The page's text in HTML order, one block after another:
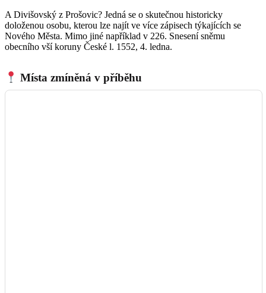
A Divišovský z Prošovic? Jedná se o skutečnou historicky
doloženou osobu, kterou lze najít ve více zápisech týkajících se
Nového Města. Mimo jiné například v 226. Snesení sněmu
obecního vší koruny České l. 1552, 4. ledna.
Místa zmíněná v příběhu